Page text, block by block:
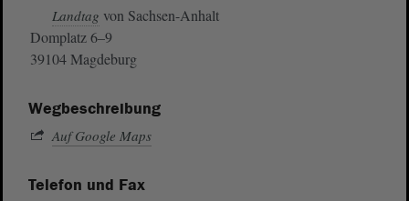
Landtag von Sachsen-Anhalt
Domplatz 6–9
39104 Magdeburg
Wegbeschreibung
Auf Google Maps
Telefon und Fax